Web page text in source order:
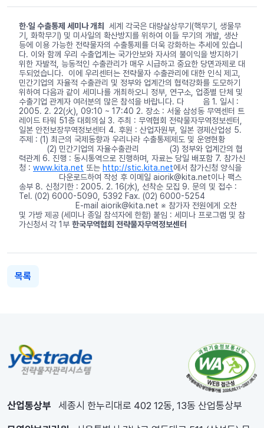
한·일 수출통제 세미나 개최
세계 각국은 대량살상무기(핵무기, 생물무
기, 화학무기) 및 미사일의 확산방지를 위하여 이들 무기의 개발, 생산
등에 이용 가능한 전략물자의 수출통제를 더욱 강화하는 추세에 있습니
다. 이와 함께 우리 수출업계는 국가안보와 자사의 불이익을 방지하기
위한 자발적, 능동적인 수출관리가 매우 시급하고 중요한 당면과제로 대
두되었습니다. 이에 우리센터는 전략물자 수출관리에 대한 인식 제고,
민간기업의 자율적 수출관리 및 정부와 업계간의 협력강화를 도모하기
위하여 다음과 같이 세미나를 개최하오니 정부, 연구소, 업종별 단체 및
수출기업 관계자 여러분의 많은 참석을 바랍니다. 다 음 1. 일시 :
2005. 2. 22(火), 09:10 ~ 17:40 2. 장소 : 서울 삼성동 무역센터 트
레이드 타워 51층 대회의실 3. 주최 : 무역협회 전략물자무역정보센터,
일본 안전보장무역정보센터 4. 후원 : 산업자원부, 일본 경제산업성 5.
주제 : (1) 최근의 국제동향과 우리나라 수출통제제도 및 운영현황
(2) 민간기업의 자율수출관리 (3) 정부와 업계간의 협
력관계 6. 진행 : 동시통역으로 진행하며, 자료는 당일 배포함 7. 참가신
청 : www.kita.net 또는 http://stic.kita.net에서 참가신청 양식을
다운로드하여 작성 후 이메일 aiorik@kita.net이나 팩스
송부 8. 신청기한 : 2005. 2. 16(水), 선착순 모집 9. 문의 및 접수 :
Tel. (02) 6000-5090, 5392 Fax. (02) 6000-5254
E-mail aiorik@kita.net ※ 참가자 전원에게 오찬
및 가방 제공 (세미나 종일 참석자에 한함) 붙임 : 세미나 프로그램 및 참
가신청서 각 1부 한국무역협회 전략물자무역정보센터
목록
산업통상부 세종시 한누리대로 402 12동, 13동 산업통상부